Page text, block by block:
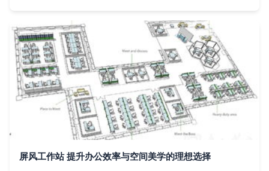
屏风工作站 提升办公效率与空间美学的理想选择